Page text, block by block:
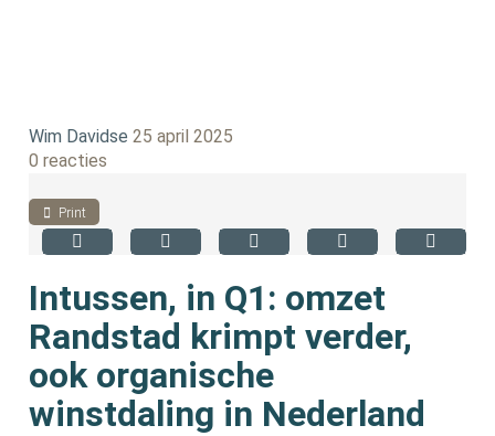
Wim Davidse 25 april 2025
0 reacties
Print
Intussen, in Q1: omzet
Randstad krimpt verder,
ook organische
winstdaling in Nederland